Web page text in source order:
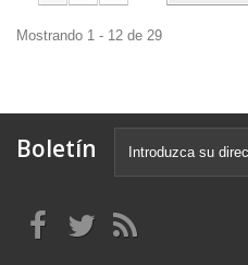
Mostrando 1 - 12 de 29
Boletín